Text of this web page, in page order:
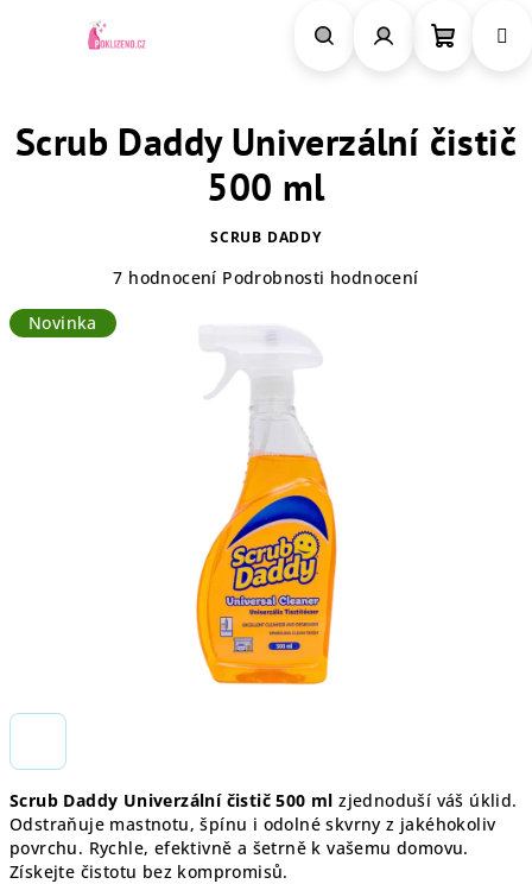
košík
Scrub Daddy Univerzální čistič 500 ml zjednoduší váš úklid.
Odstraňuje mastnotu, špínu i odolné skvrny z jakéhokoliv
povrchu. Rychle, efektivně a šetrně k vašemu domovu.
Získejte čistotu bez kompromisů.
Scrub Daddy Univerzální čistič
500 ml
SCRUB DADDY
produktu
7 hodnocení Podrobnosti hodnocení
Novinka